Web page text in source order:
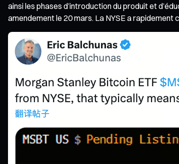
ainsi les phases d’introduction du produit et
amendement le 20 mars. La NYSE a rapidement